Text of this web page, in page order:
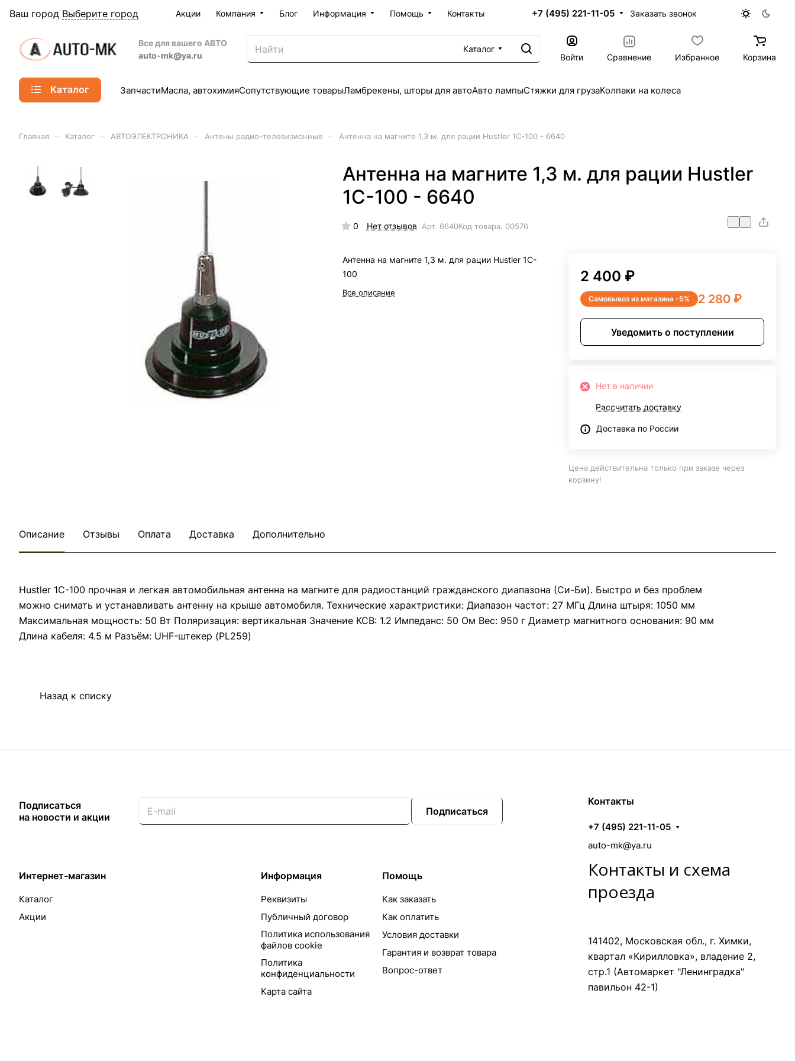
Ваш город Выберите город Акции Компания Блог Информация Помощь Контакты +7 (495) 221-11-05 Заказать звонок
Все для вашего АВТО
auto-mk@ya.ru
Каталог
Войти
Сравнение Избранное Корзина
Каталог ЗапчастиМасла, автохимияСопутствующие товарыЛамбрекены, шторы для автоАвто лампыСтяжки для грузаКолпаки на колеса
Главная Каталог АВТОЭЛЕКТРОНИКА Антены радио-телевизионные Антенна на магните 1,3 м. для рации Hustler 1C-100 - 6640
Антенна на магните 1,3 м. для рации Hustler
1C-100 - 6640
0 Нет отзывов Арт. 6640Код товара. 00576
Антенна на магните 1,3 м. для рации Hustler 1C-
100
Все описание
2 400 ₽
Самовывоз из магазина -5% 2 280 ₽
Уведомить о поступлении
Нет в наличии
Рассчитать доставку
Доставка по России
Цена действительна только при заказе через
корзину!
Описание Отзывы Оплата Доставка Дополнительно
Hustler 1C-100 прочная и легкая автомобильная антенна на магните для радиостанций гражданского диапазона (Си-Би). Быстро и без проблем
можно снимать и устанавливать антенну на крыше автомобиля. Технические характристики: Диапазон частот: 27 МГц Длина штыря: 1050 мм
Максимальная мощность: 50 Вт Поляризация: вертикальная Значение КСВ: 1.2 Импеданс: 50 Ом Вес: 950 г Диаметр магнитного основания: 90 мм
Длина кабеля: 4.5 м Разъём: UHF-штекер (PL259)
Назад к списку
Подписаться
на новости и акции
Подписаться
Интернет-магазин
Каталог
Акции
Информация
Реквизиты
Публичный договор
Политика использования
файлов cookie
Политика
конфиденциальности
Карта сайта
Помощь
Как заказать
Как оплатить
Условия доставки
Гарантия и возврат товара
Вопрос-ответ
Контакты
+7 (495) 221-11-05
auto-mk@ya.ru
Контакты и схема
проезда
141402, Московская обл., г. Химки,
квартал «Кирилловка», владение 2,
стр.1 (Автомаркет "Ленинградка"
павильон 42-1)